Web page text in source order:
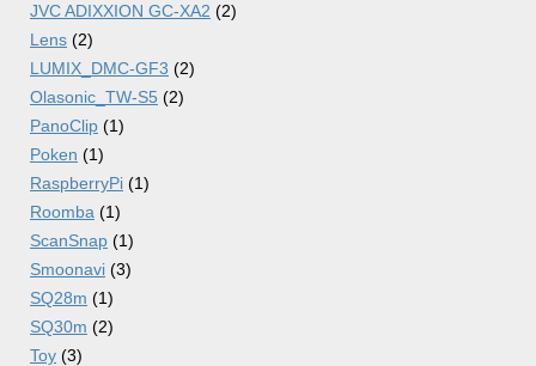
JVC ADIXXION GC-XA2 (2)
Lens (2)
LUMIX_DMC-GF3 (2)
Olasonic_TW-S5 (2)
PanoClip (1)
Poken (1)
RaspberryPi (1)
Roomba (1)
ScanSnap (1)
Smoonavi (3)
SQ28m (1)
SQ30m (2)
Toy (3)